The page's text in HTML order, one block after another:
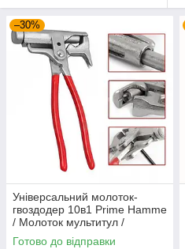
–30%
Універсальний молоток-
гвоздодер 10в1 Prime Hamme
/ Молоток мультитул /
Молоток з гвоздодером
Готово до відправки